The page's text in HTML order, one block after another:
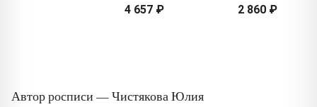
4 657 ₽
2 860 ₽
Автор росписи — Чистякова Юлия